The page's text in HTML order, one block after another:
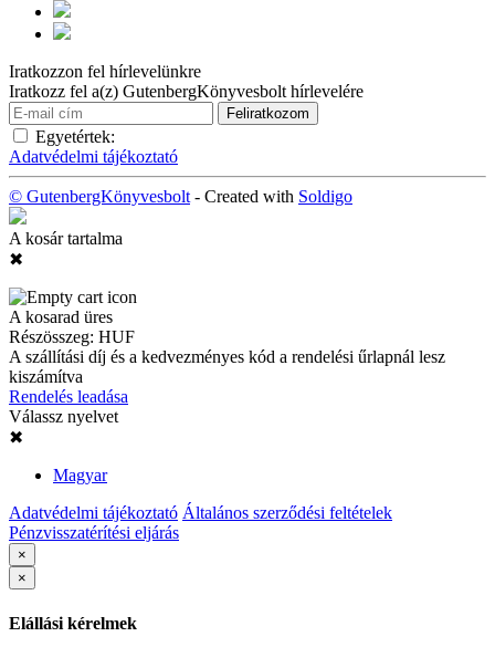
Iratkozzon fel hírlevelünkre
Iratkozz fel a(z) GutenbergKönyvesbolt hírlevelére
Egyetértek:
Adatvédelmi tájékoztató
© GutenbergKönyvesbolt - Created with Soldigo
A kosár tartalma
✖
A kosarad üres
Részösszeg: HUF
A szállítási díj és a kedvezményes kód a rendelési űrlapnál lesz
kiszámítva
Rendelés leadása
Válassz nyelvet
✖
Magyar
Adatvédelmi tájékoztató Általános szerződési feltételek
Pénzvisszatérítési eljárás
×
×
Elállási kérelmek